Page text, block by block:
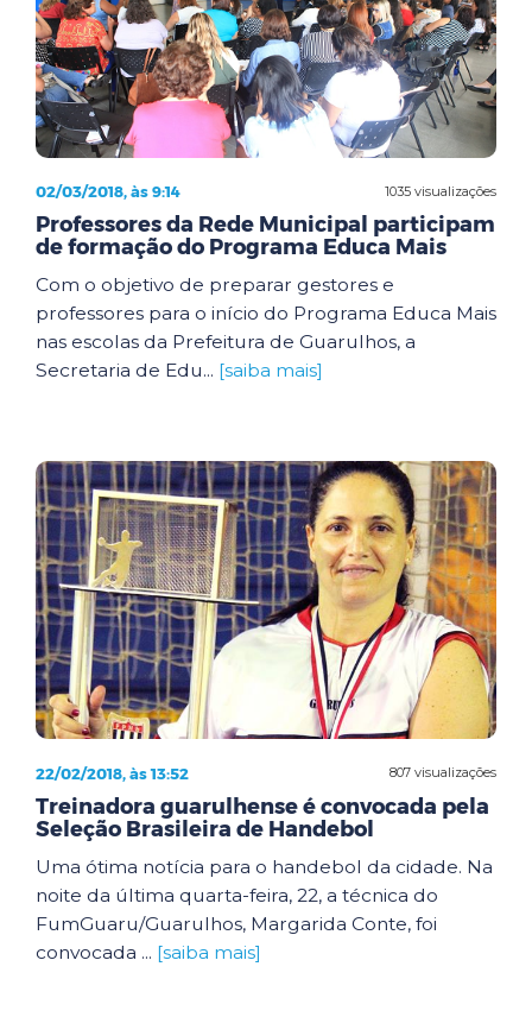
1035 visualizações
02/03/2018, às 9:14
Professores da Rede Municipal participam
de formação do Programa Educa Mais
Com o objetivo de preparar gestores e
professores para o início do Programa Educa Mais
nas escolas da Prefeitura de Guarulhos, a
Secretaria de Edu... [saiba mais]
807 visualizações
22/02/2018, às 13:52
Treinadora guarulhense é convocada pela
Seleção Brasileira de Handebol
Uma ótima notícia para o handebol da cidade. Na
noite da última quarta-feira, 22, a técnica do
FumGuaru/Guarulhos, Margarida Conte, foi
convocada ... [saiba mais]